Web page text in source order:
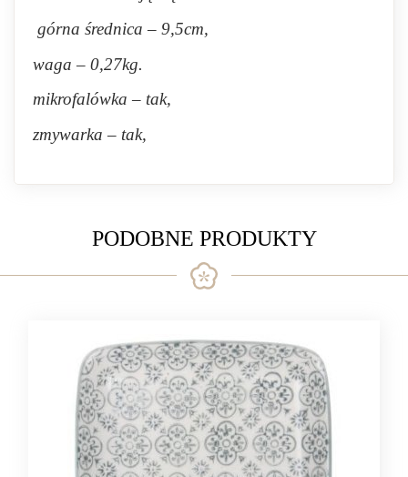
górna średnica – 9,5cm,
waga – 0,27kg.
mikrofalówka – tak,
zmywarka – tak,
PODOBNE PRODUKTY